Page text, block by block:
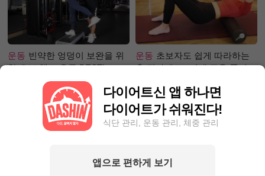
운동 빈약한 엉덩이 보완을 위
한 초보 헬스 운동 BEST!
운동 초보자도 쉽게 따라하는
홈 필라테스 –어깨 근육 풀어주
다이어트신 앱 하나면
다이어트가 쉬워진다!
식단 관리, 운동 관리, 체중 관리
앱으로 편하게 보기